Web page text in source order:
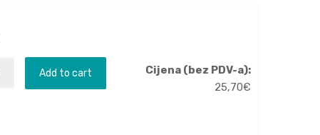
Add to cart
Cijena (bez PDV-a):
25,70€